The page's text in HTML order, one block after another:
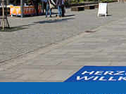
Blogs Kontakt und
TH Online-Portal